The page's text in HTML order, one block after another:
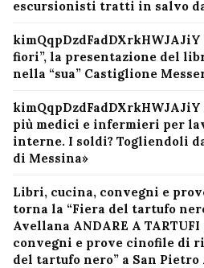
escursionisti tratti in salvo
kimQqpDzdFadDXrkHWJAJiY
fiori”, la presentazione del
nella “sua” Castiglione
kimQqpDzdFadDXrkHWJAJiY
più medici e infermieri per
interne. I soldi? Togliendoli
di Messina»
Libri, cucina, convegni e
torna la “Fiera del tartufo
Avellana ANDARE A TARTUFI
convegni e prove cinofile di
del tartufo nero” a San Pietro